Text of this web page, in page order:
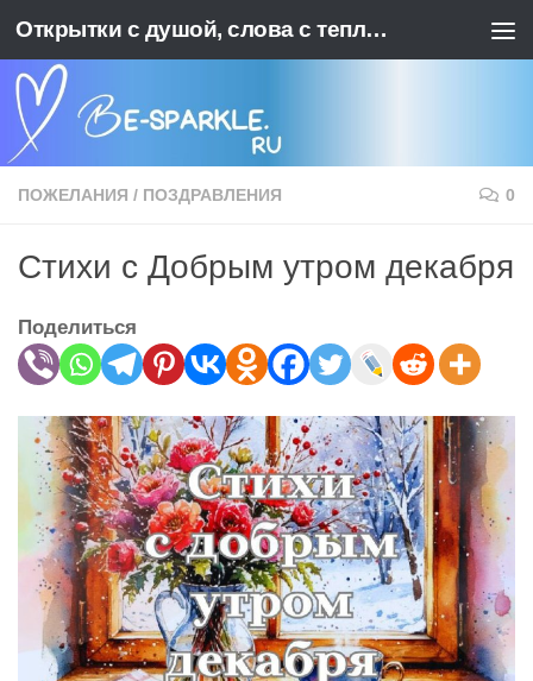
Перейти к содержимому Открытки с душой, слова с теплотой. BE-SPARKLE - Ваш источник позитива
ПОЖЕЛАНИЯ / ПОЗДРАВЛЕНИЯ 0
Стихи с Добрым утром декабря
Поделиться